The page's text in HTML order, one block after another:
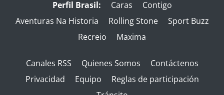
Perfil Brasil: Caras
Contigo
Aventuras Na Historia
Rolling Stone
Sport Buzz
Recreio
Maxima
Canales RSS Quienes Somos
Contáctenos
Privacidad
Equipo
Reglas de participación